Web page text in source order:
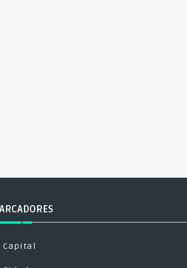
Capital